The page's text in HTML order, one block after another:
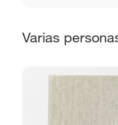
Material
Sin embargo,
Productos
48 horas:
Varias